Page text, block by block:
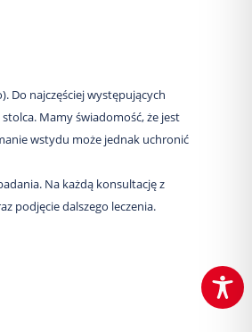
Do najczęściej występujących
Mamy świadomość, że jest
wstydu może jednak uchronić
Na każdą konsultację z
podjęcie dalszego leczenia.